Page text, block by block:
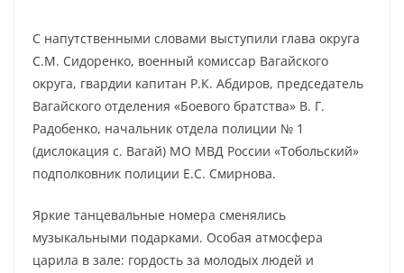
С напутственными словами выступили глава округа
С.М. Сидоренко, военный комиссар Вагайского
округа, гвардии капитан Р.К. Абдиров, председатель
Вагайского отделения «Боевого братства» В. Г.
Радобенко, начальник отдела полиции № 1
(дислокация с. Вагай) МО МВД России «Тобольский»
подполковник полиции Е.С. Смирнова.
Яркие танцевальные номера сменялись
музыкальными подарками. Особая атмосфера
царила в зале: гордость за молодых людей и